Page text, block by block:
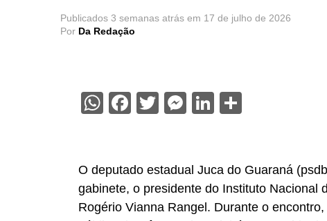
Publicados 3 semanas atrás em 17 de julho de 2026
Por Da Redação
WhatsApp
Facebook
Twitter
Messenger
LinkedIn
O deputado estadual Juca do Guaraná
gabinete, o presidente do Instituto Nacional
Rogério Vianna Rangel. Durante o